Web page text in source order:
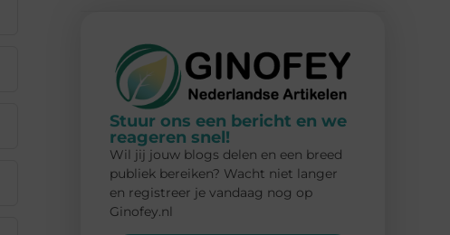
Stuur ons een bericht en we
reageren snel!
Wil jij jouw blogs delen en een breed
publiek bereiken? Wacht niet langer
en registreer je vandaag nog op
Ginofey.nl